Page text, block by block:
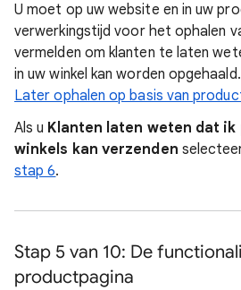
U moet op uw website en in uw
verwerkingstijd voor het ophalen
vermelden om klanten te laten
in uw winkel kan worden
Later ophalen op basis van
Als u Klanten laten weten dat
winkels kan verzenden
stap 6.
Stap 5 van 10: De
productpagina